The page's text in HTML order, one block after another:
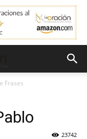
Frases
23742